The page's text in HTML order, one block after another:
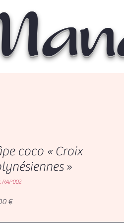
coco « Croix
»
RAP002
€Prix